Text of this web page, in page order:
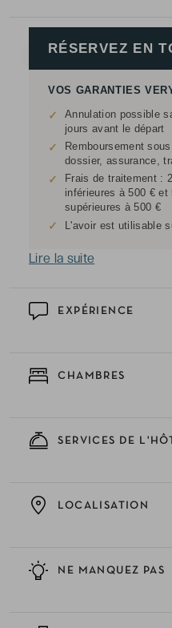
EXPÉRIENCE
CHAMBRES
SERVICES DE
NE MANQUEZ PAS
LOCALISATION
RÉSERVEZ EN
VOS GARANTIES
✓
Annulation possible
jours avant le départ
✓
Remboursement
dossier, assurance,
✓
Frais de traitement :
inférieures à 500 €
supérieures à 500 €
✓ L'avoir est utilisable
Lire la suite